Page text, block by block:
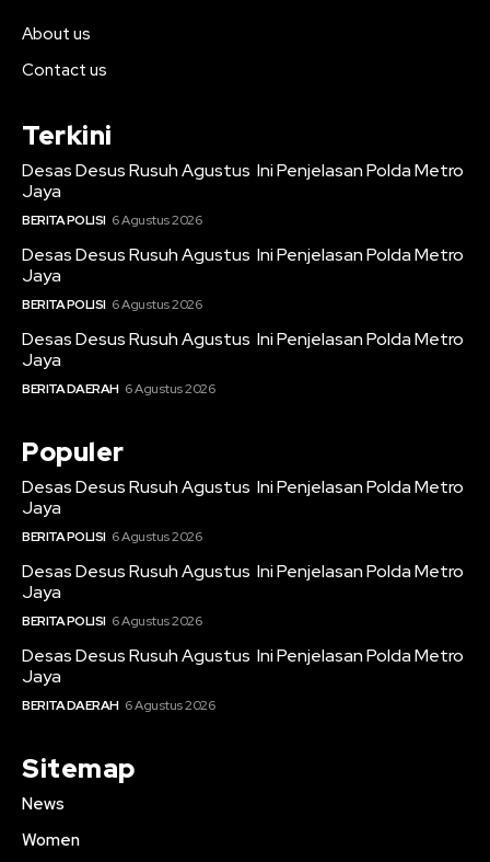
About us
Contact us
Terkini
Desas Desus Rusuh Agustus Ini Penjelasan Polda Metro
Jaya
BERITA POLISI 6 Agustus 2026
Desas Desus Rusuh Agustus Ini Penjelasan Polda Metro
Jaya
BERITA POLISI 6 Agustus 2026
Desas Desus Rusuh Agustus Ini Penjelasan Polda Metro
Jaya
BERITA DAERAH 6 Agustus 2026
Populer
Desas Desus Rusuh Agustus Ini Penjelasan Polda Metro
Jaya
BERITA POLISI 6 Agustus 2026
Desas Desus Rusuh Agustus Ini Penjelasan Polda Metro
Jaya
BERITA POLISI 6 Agustus 2026
Desas Desus Rusuh Agustus Ini Penjelasan Polda Metro
Jaya
BERITA DAERAH 6 Agustus 2026
Sitemap
News
Women